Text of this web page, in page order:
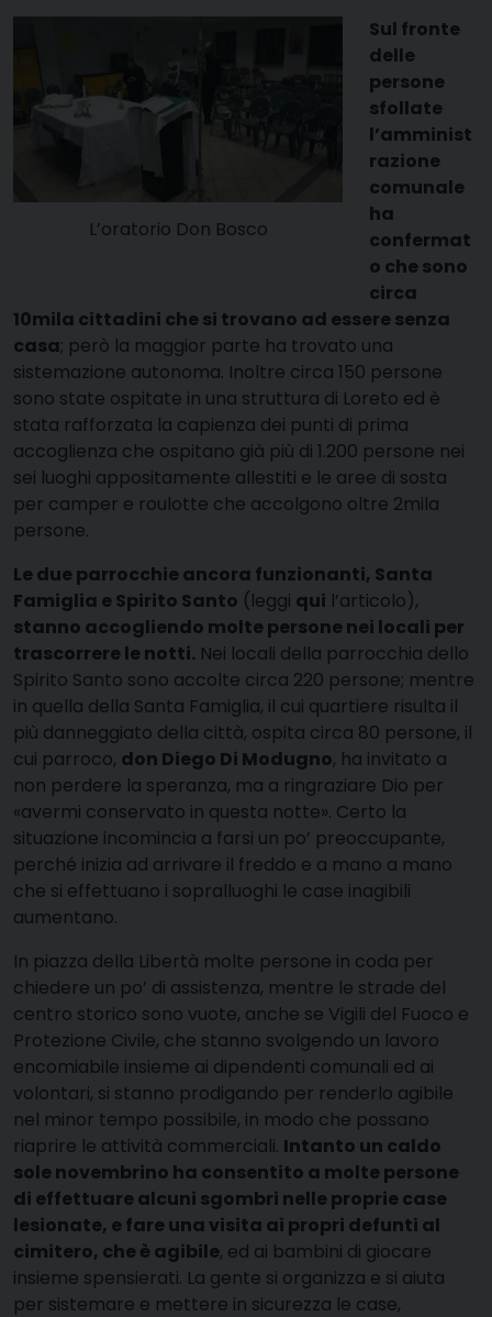
L’oratorio Don Bosco
Sul fronte
delle
persone
sfollate
l’amminist
razione
comunale
ha
confermat
o che sono
circa
10mila cittadini che si trovano ad essere senza
casa; però la maggior parte ha trovato una
sistemazione autonoma. Inoltre circa 150 persone
sono state ospitate in una struttura di Loreto ed è
stata rafforzata la capienza dei punti di prima
accoglienza che ospitano già più di 1.200 persone nei
sei luoghi appositamente allestiti e le aree di sosta
per camper e roulotte che accolgono oltre 2mila
persone.
Le due parrocchie ancora funzionanti, Santa
Famiglia e Spirito Santo (leggi qui l’articolo),
stanno accogliendo molte persone nei locali per
trascorrere le notti. Nei locali della parrocchia dello
Spirito Santo sono accolte circa 220 persone; mentre
in quella della Santa Famiglia, il cui quartiere risulta il
più danneggiato della città, ospita circa 80 persone, il
cui parroco, don Diego Di Modugno, ha invitato a
non perdere la speranza, ma a ringraziare Dio per
«avermi conservato in questa notte». Certo la
situazione incomincia a farsi un po’ preoccupante,
perché inizia ad arrivare il freddo e a mano a mano
che si effettuano i sopralluoghi le case inagibili
aumentano.
In piazza della Libertà molte persone in coda per
chiedere un po’ di assistenza, mentre le strade del
centro storico sono vuote, anche se Vigili del Fuoco e
Protezione Civile, che stanno svolgendo un lavoro
encomiabile insieme ai dipendenti comunali ed ai
volontari, si stanno prodigando per renderlo agibile
nel minor tempo possibile, in modo che possano
riaprire le attività commerciali. Intanto un caldo
sole novembrino ha consentito a molte persone
di effettuare alcuni sgombri nelle proprie case
lesionate, e fare una visita ai propri defunti al
cimitero, che è agibile, ed ai bambini di giocare
insieme spensierati. La gente si organizza e si aiuta
per sistemare e mettere in sicurezza le case,